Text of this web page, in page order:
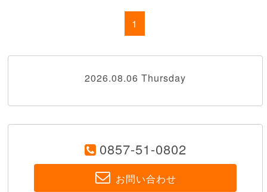
1
2026.08.06 Thursday
0857-51-0802
お問い合わせ